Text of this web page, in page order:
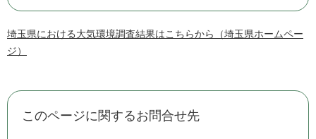
埼玉県における大気環境調査結果はこちらから（埼玉県ホームペー
ジ）
このページに関するお問合せ先